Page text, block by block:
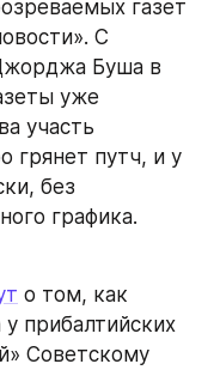
газет
С
Буша в
уже
участь
грянет путч, и у
без
графика.
о том, как
прибалтийских
Советскому